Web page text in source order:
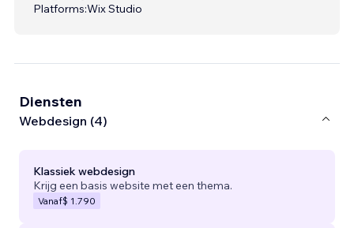
Platforms:Wix Studio
Diensten
Webdesign (4)
Klassiek webdesign
Krijg een basis website met een thema.
Vanaf$ 1.790